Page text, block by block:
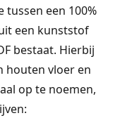
tussen een 100%
een kunststof
bestaat. Hierbij
houten vloer en
op te noemen,